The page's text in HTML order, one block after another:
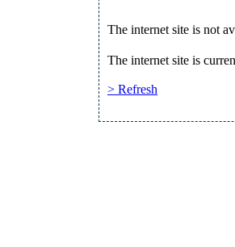
The internet site is not
The internet site is
> Refresh